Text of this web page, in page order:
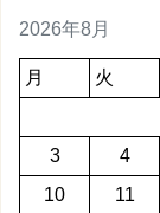
2026年8月
月 火
3
4
10
11